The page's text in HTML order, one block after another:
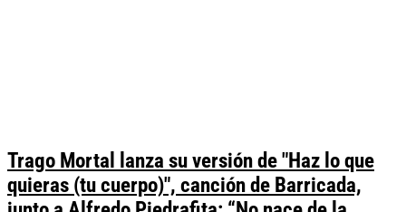
Trago Mortal lanza su versión de "Haz lo que
quieras (tu cuerpo)", canción de Barricada,